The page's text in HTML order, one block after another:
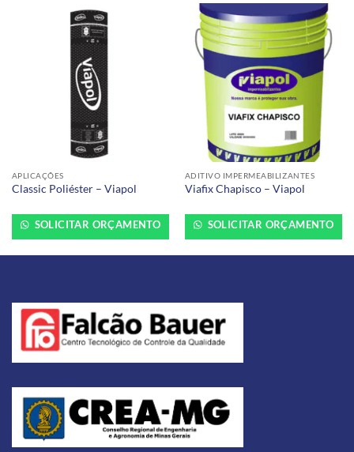
APLICAÇÕES
Classic Poliéster – Viapol
SOLICITAR ORÇAMENTO
ADITIVO IMPERMEABILIZANTES
Viafix Chapisco – Viapol
SOLICITAR ORÇAMENTO